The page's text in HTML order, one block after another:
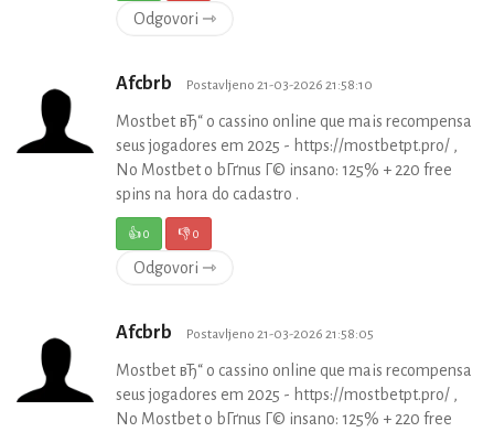
Odgovori ⇾
Afcbrb Postavljeno 21-03-2026 21:58:10
Mostbet вЂ“ o cassino online que mais recompensa
seus jogadores em 2025 - https://mostbetpt.pro/ ,
No Mostbet o bГґnus Г© insano: 125% + 220 free
spins na hora do cadastro .
👍0 👎0
Odgovori ⇾
Afcbrb Postavljeno 21-03-2026 21:58:05
Mostbet вЂ“ o cassino online que mais recompensa
seus jogadores em 2025 - https://mostbetpt.pro/ ,
No Mostbet o bГґnus Г© insano: 125% + 220 free